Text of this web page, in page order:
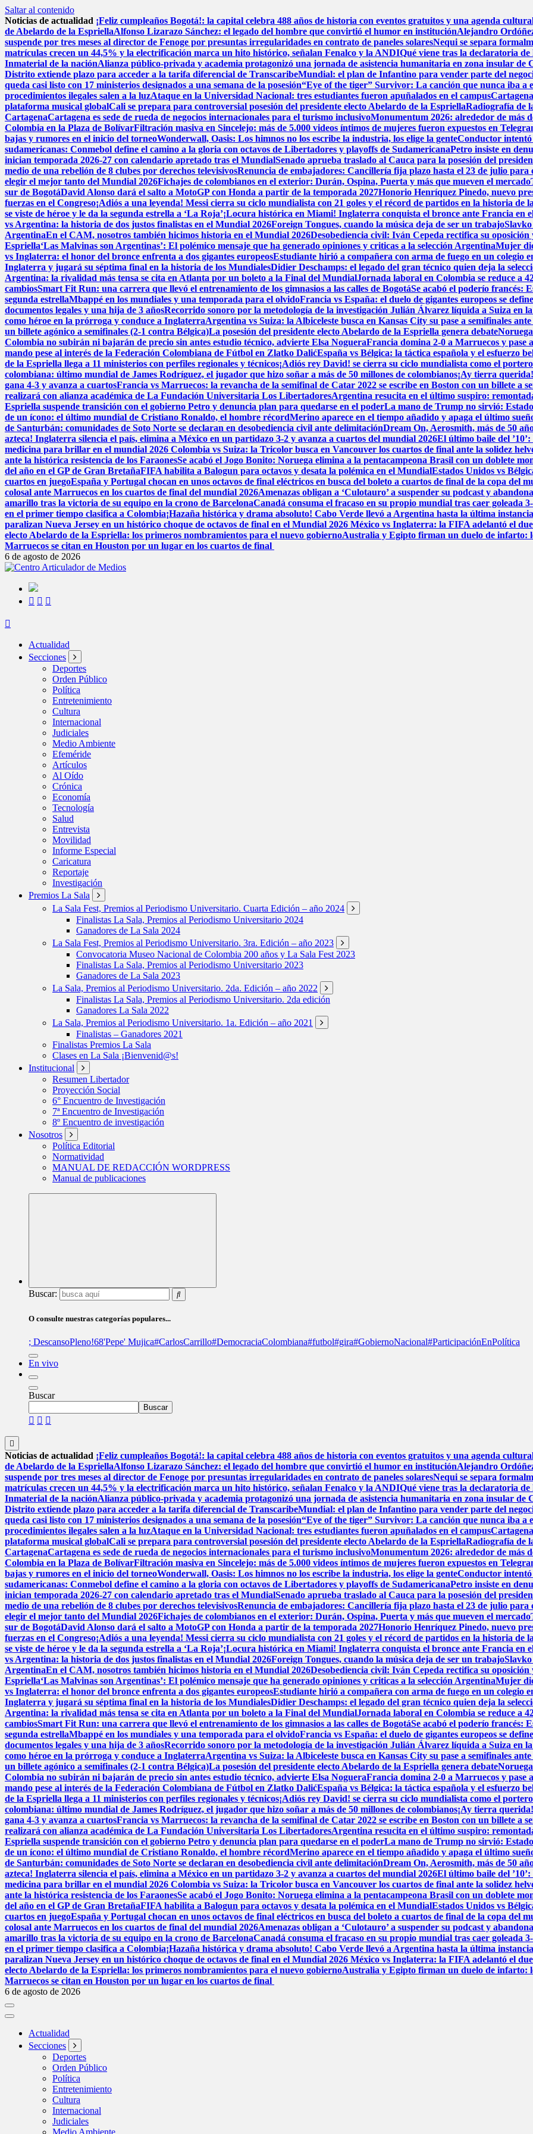
Saltar al contenido
Noticias de actualidad ¡Feliz cumpleaños Bogotá!: la capital celebra 488 años de historia con eventos gratuitos y una agenda
de Abelardo de la EspriellaAlfonso Lizarazo Sánchez: el legado del hombre que convirtió el humor en instituciónAlejandro
suspende por tres meses al director de Fenoge por presuntas irregularidades en contrato de paneles solaresNequi se separa
matrículas crecen un 44,5% y la electrificación marca un hito histórico, señalan Fenalco y la ANDIQué viene tras la declaratoria
Inmaterial de la naciónAlianza público-privada y academia protagonizó una jornada de asistencia humanitaria en zona insular de
Distrito extiende plazo para acceder a la tarifa diferencial de TranscaribeMundial: el plan de Infantino para vender parte del
queda casi listo con 17 ministerios designados a una semana de la posesión“Eye of the tiger” Survivor: La canción que nunca iba a
procedimientos ilegales salen a la luzAtaque en la Universidad Nacional: tres estudiantes fueron apuñalados en el campus
plataforma musical globalCali se prepara para controversial posesión del presidente electo Abelardo de la EspriellaRadiografía de
CartagenaCartagena es sede de rueda de negocios internacionales para el turismo inclusivoMonumentum 2026: alrededor de más
Colombia en la Plaza de BolívarFiltración masiva en Sincelejo: más de 5.000 videos íntimos de mujeres fueron expuestos en
bajas y rumores en el inicio del torneoWonderwall, Oasis: Los himnos no los escribe la industria, los elige la genteConductor intentó
sudamericanas: Conmebol define el camino a la gloria con octavos de Libertadores y playoffs de SudamericanaPetro insiste en
inician temporada 2026-27 con calendario apretado tras el MundialSenado aprueba traslado al Cauca para la posesión del
medio de una rebelión de 8 clubes por derechos televisivosRenuncia de embajadores: Cancillería fija plazo hasta el 23 de julio
elegir el mejor tanto del Mundial 2026Fichajes de colombianos en el exterior: Durán, Ospina, Puerta y más que mueven el mercado
sur de BogotáDavid Alonso dará el salto a MotoGP con Honda a partir de la temporada 2027Honorio Henríquez Pinedo, nuevo
fuerzas en el Congreso¡Adiós a una leyenda! Messi cierra su ciclo mundialista con 21 goles y el récord de partidos en la historia de
se viste de héroe y le da la segunda estrella a ‘La Roja’¡Locura histórica en Miami! Inglaterra conquista el bronce ante Francia en
vs Argentina: la historia de dos justos finalistas en el Mundial 2026Foreign Tongues, cuando la música deja de ser un trabajo
ArgentinaEn el CAM, nosotros también hicimos historia en el Mundial 2026Desobediencia civil: Iván Cepeda rectifica su
Espriella‘Las Malvinas son Argentinas’: El polémico mensaje que ha generado opiniones y criticas a la selección ArgentinaMujer
vs Inglaterra: el honor del bronce enfrenta a dos gigantes europeosEstudiante hirió a compañera con arma de fuego en un colegio
Inglaterra y jugará su séptima final en la historia de los MundialesDidier Deschamps: el legado del gran técnico quien deja la
Argentina: la rivalidad más tensa se cita en Atlanta por un boleto a la Final del MundialJornada laboral en Colombia se reduce a
cambiosSmart Fit Run: una carrera que llevó el entrenamiento de los gimnasios a las calles de BogotáSe acabó el poderío francés:
segunda estrellaMbappé en los mundiales y una temporada para el olvidoFrancia vs España: el duelo de gigantes europeos se
documentos legales y una hija de 3 añosRecorrido sonoro por la metodología de la investigación Julián Álvarez líquida a Suiza en
como héroe en la prórroga y conduce a InglaterraArgentina vs Suiza: la Albiceleste busca en Kansas City su pase a semifinales
un billete agónico a semifinales (2-1 contra Bélgica)La posesión del presidente electo Abelardo de la Espriella genera debate
Colombia no subirán ni bajarán de precio sin antes estudio técnico, advierte Elsa NogueraFrancia domina 2-0 a Marruecos y pase
mando pese al interés de la Federación Colombiana de Fútbol en Zlatko DalićEspaña vs Bélgica: la táctica española y el esfuerzo
de la Espriella llega a 11 ministerios con perfiles regionales y técnicos¡Adiós rey David! se cierra su ciclo mundialista como el
colombiana: último mundial de James Rodríguez, el jugador que hizo soñar a más de 50 millones de colombianos¡Ay tierra
gana 4-3 y avanza a cuartosFrancia vs Marruecos: la revancha de la semifinal de Catar 2022 se escribe en Boston con un billete a
realizará con alianza académica de La Fundación Universitaria Los LibertadoresArgentina resucita en el último suspiro:
Espriella suspende transición con el gobierno Petro y denuncia plan para quedarse en el poderLa mano de Trump no sirvió:
de un ícono: el último mundial de Cristiano Ronaldo, el hombre récordMerino aparece en el tiempo añadido y apaga el último
de Santurbán: comunidades de Soto Norte se declaran en desobediencia civil ante delimitaciónDream On, Aerosmith, más de 50
azteca! Inglaterra silencia el país, elimina a México en un partidazo 3-2 y avanza a cuartos del mundial 2026El último baile del
medicina para brillar en el mundial 2026 Colombia vs Suiza: la Tricolor busca en Vancouver los cuartos de final ante la solidez
ante la histórica resistencia de los FaraonesSe acabó el Jogo Bonito: Noruega elimina a la pentacampeona Brasil con un doblete
del año en el GP de Gran BretañaFIFA habilita a Balogun para octavos y desata la polémica en el MundialEstados Unidos vs
cuartos en juegoEspaña y Portugal chocan en unos octavos de final eléctricos en busca del boleto a cuartos de final de la copa del
colosal ante Marruecos en los cuartos de final del mundial 2026Amenazas obligan a ‘Culotauro’ a suspender su podcast y
amarillo tras la victoria de su equipo en la crono de BarcelonaCanadá consuma el fracaso en su propio mundial tras caer goleada
en el primer tiempo clasifica a Colombia¡Hazaña histórica y drama absoluto! Cabo Verde llevó a Argentina hasta la última
paralizan Nueva Jersey en un histórico choque de octavos de final en el Mundial 2026 México vs Inglaterra: la FIFA adelantó el
electo Abelardo de la Espriella: los primeros nombramientos para el nuevo gobiernoAustralia y Egipto firman un duelo de infarto:
Marruecos se citan en Houston por un lugar en los cuartos de final
6 de agosto de 2026
Actualidad
Secciones
Deportes
Orden Público
Política
Entretenimiento
Cultura
Internacional
Judiciales
Medio Ambiente
Efeméride
Artículos
Al Oído
Crónica
Economía
Tecnología
Salud
Entrevista
Movilidad
Informe Especial
Caricatura
Reportaje
Investigación
Premios La Sala
La Sala Fest, Premios al Periodismo Universitario. Cuarta Edición – año 2024
Finalistas La Sala, Premios al Periodismo Universitario 2024
Ganadores de La Sala 2024
La Sala Fest, Premios al Periodismo Universitario. 3ra. Edición – año 2023
Convocatoria Museo Nacional de Colombia 200 años y La Sala Fest 2023
Finalistas La Sala, Premios al Periodismo Universitario 2023
Ganadores de La Sala 2023
La Sala, Premios al Periodismo Universitario. 2da. Edición – año 2022
Finalistas La Sala, Premios al Periodismo Universitario. 2da edición
Ganadores La Sala 2022
La Sala, Premios al Periodismo Universitario. 1a. Edición – año 2021
Finalistas – Ganadores 2021
Finalistas Premios La Sala
Clases en La Sala ¡Bienvenid@s!
Institucional
Resumen Libertador
Proyección Social
6° Encuentro de Investigación
7ª Encuentro de Investigación
8º Encuentro de investigación
Nosotros
Política Editorial
Normatividad
MANUAL DE REDACCIÓN WORDPRESS
Manual de publicaciones
Buscar:
O consulte nuestras categorías populares...
; DescansoPleno!68'Pepe' Mujica#CarlosCarrillo#DemocraciaColombiana#futbol#gira#GobiernoNacional#ParticipaciónEnPolítica
En vivo
Buscar
Buscar
Noticias de actualidad ¡Feliz cumpleaños Bogotá!: la capital celebra 488 años de historia con eventos gratuitos y una agenda
de Abelardo de la EspriellaAlfonso Lizarazo Sánchez: el legado del hombre que convirtió el humor en instituciónAlejandro
suspende por tres meses al director de Fenoge por presuntas irregularidades en contrato de paneles solaresNequi se separa
matrículas crecen un 44,5% y la electrificación marca un hito histórico, señalan Fenalco y la ANDIQué viene tras la declaratoria
Inmaterial de la naciónAlianza público-privada y academia protagonizó una jornada de asistencia humanitaria en zona insular de
Distrito extiende plazo para acceder a la tarifa diferencial de TranscaribeMundial: el plan de Infantino para vender parte del
queda casi listo con 17 ministerios designados a una semana de la posesión“Eye of the tiger” Survivor: La canción que nunca iba a
procedimientos ilegales salen a la luzAtaque en la Universidad Nacional: tres estudiantes fueron apuñalados en el campus
plataforma musical globalCali se prepara para controversial posesión del presidente electo Abelardo de la EspriellaRadiografía de
CartagenaCartagena es sede de rueda de negocios internacionales para el turismo inclusivoMonumentum 2026: alrededor de más
Colombia en la Plaza de BolívarFiltración masiva en Sincelejo: más de 5.000 videos íntimos de mujeres fueron expuestos en
bajas y rumores en el inicio del torneoWonderwall, Oasis: Los himnos no los escribe la industria, los elige la genteConductor intentó
sudamericanas: Conmebol define el camino a la gloria con octavos de Libertadores y playoffs de SudamericanaPetro insiste en
inician temporada 2026-27 con calendario apretado tras el MundialSenado aprueba traslado al Cauca para la posesión del
medio de una rebelión de 8 clubes por derechos televisivosRenuncia de embajadores: Cancillería fija plazo hasta el 23 de julio
elegir el mejor tanto del Mundial 2026Fichajes de colombianos en el exterior: Durán, Ospina, Puerta y más que mueven el mercado
sur de BogotáDavid Alonso dará el salto a MotoGP con Honda a partir de la temporada 2027Honorio Henríquez Pinedo, nuevo
fuerzas en el Congreso¡Adiós a una leyenda! Messi cierra su ciclo mundialista con 21 goles y el récord de partidos en la historia de
se viste de héroe y le da la segunda estrella a ‘La Roja’¡Locura histórica en Miami! Inglaterra conquista el bronce ante Francia en
vs Argentina: la historia de dos justos finalistas en el Mundial 2026Foreign Tongues, cuando la música deja de ser un trabajo
ArgentinaEn el CAM, nosotros también hicimos historia en el Mundial 2026Desobediencia civil: Iván Cepeda rectifica su
Espriella‘Las Malvinas son Argentinas’: El polémico mensaje que ha generado opiniones y criticas a la selección ArgentinaMujer
vs Inglaterra: el honor del bronce enfrenta a dos gigantes europeosEstudiante hirió a compañera con arma de fuego en un colegio
Inglaterra y jugará su séptima final en la historia de los MundialesDidier Deschamps: el legado del gran técnico quien deja la
Argentina: la rivalidad más tensa se cita en Atlanta por un boleto a la Final del MundialJornada laboral en Colombia se reduce a
cambiosSmart Fit Run: una carrera que llevó el entrenamiento de los gimnasios a las calles de BogotáSe acabó el poderío francés:
segunda estrellaMbappé en los mundiales y una temporada para el olvidoFrancia vs España: el duelo de gigantes europeos se
documentos legales y una hija de 3 añosRecorrido sonoro por la metodología de la investigación Julián Álvarez líquida a Suiza en
como héroe en la prórroga y conduce a InglaterraArgentina vs Suiza: la Albiceleste busca en Kansas City su pase a semifinales
un billete agónico a semifinales (2-1 contra Bélgica)La posesión del presidente electo Abelardo de la Espriella genera debate
Colombia no subirán ni bajarán de precio sin antes estudio técnico, advierte Elsa NogueraFrancia domina 2-0 a Marruecos y pase
mando pese al interés de la Federación Colombiana de Fútbol en Zlatko DalićEspaña vs Bélgica: la táctica española y el esfuerzo
de la Espriella llega a 11 ministerios con perfiles regionales y técnicos¡Adiós rey David! se cierra su ciclo mundialista como el
colombiana: último mundial de James Rodríguez, el jugador que hizo soñar a más de 50 millones de colombianos¡Ay tierra
gana 4-3 y avanza a cuartosFrancia vs Marruecos: la revancha de la semifinal de Catar 2022 se escribe en Boston con un billete a
realizará con alianza académica de La Fundación Universitaria Los LibertadoresArgentina resucita en el último suspiro:
Espriella suspende transición con el gobierno Petro y denuncia plan para quedarse en el poderLa mano de Trump no sirvió:
de un ícono: el último mundial de Cristiano Ronaldo, el hombre récordMerino aparece en el tiempo añadido y apaga el último
de Santurbán: comunidades de Soto Norte se declaran en desobediencia civil ante delimitaciónDream On, Aerosmith, más de 50
azteca! Inglaterra silencia el país, elimina a México en un partidazo 3-2 y avanza a cuartos del mundial 2026El último baile del
medicina para brillar en el mundial 2026 Colombia vs Suiza: la Tricolor busca en Vancouver los cuartos de final ante la solidez
ante la histórica resistencia de los FaraonesSe acabó el Jogo Bonito: Noruega elimina a la pentacampeona Brasil con un doblete
del año en el GP de Gran BretañaFIFA habilita a Balogun para octavos y desata la polémica en el MundialEstados Unidos vs
cuartos en juegoEspaña y Portugal chocan en unos octavos de final eléctricos en busca del boleto a cuartos de final de la copa del
colosal ante Marruecos en los cuartos de final del mundial 2026Amenazas obligan a ‘Culotauro’ a suspender su podcast y
amarillo tras la victoria de su equipo en la crono de BarcelonaCanadá consuma el fracaso en su propio mundial tras caer goleada
en el primer tiempo clasifica a Colombia¡Hazaña histórica y drama absoluto! Cabo Verde llevó a Argentina hasta la última
paralizan Nueva Jersey en un histórico choque de octavos de final en el Mundial 2026 México vs Inglaterra: la FIFA adelantó el
electo Abelardo de la Espriella: los primeros nombramientos para el nuevo gobiernoAustralia y Egipto firman un duelo de infarto:
Marruecos se citan en Houston por un lugar en los cuartos de final
6 de agosto de 2026
Actualidad
Secciones
Deportes
Orden Público
Política
Entretenimiento
Cultura
Internacional
Judiciales